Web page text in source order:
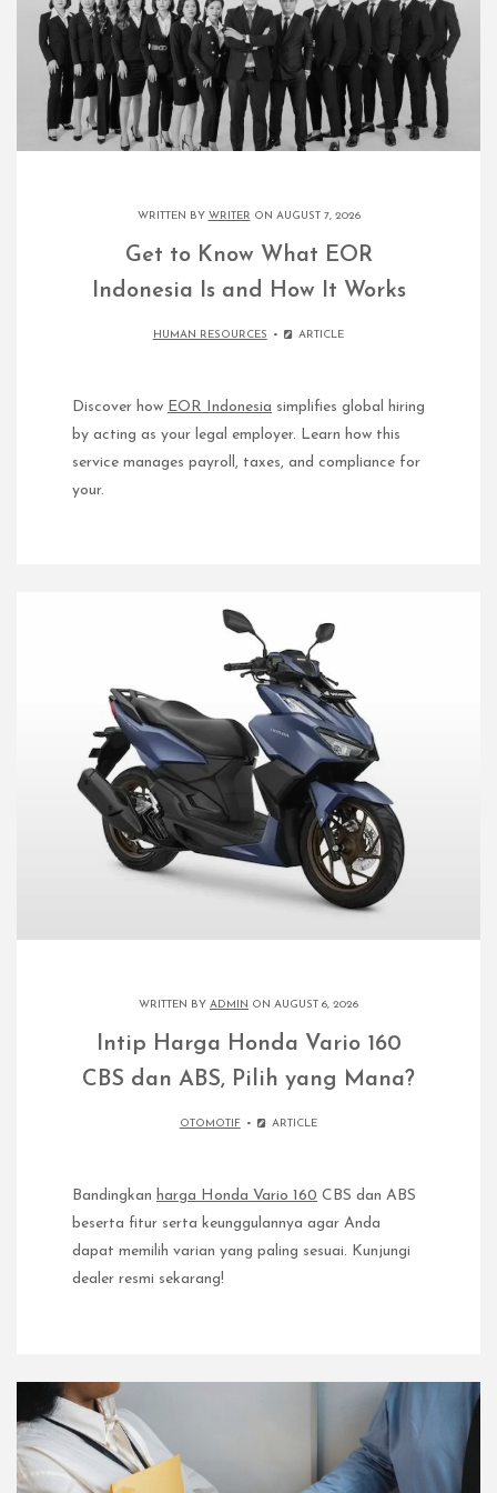
WRITTEN BY WRITER ON AUGUST 7, 2026
Get to Know What EOR
Indonesia Is and How It Works
HUMAN RESOURCES ARTICLE
Discover how EOR Indonesia simplifies global hiring
by acting as your legal employer. Learn how this
service manages payroll, taxes, and compliance for
your.
WRITTEN BY ADMIN ON AUGUST 6, 2026
Intip Harga Honda Vario 160
CBS dan ABS, Pilih yang Mana?
OTOMOTIF ARTICLE
Bandingkan harga Honda Vario 160 CBS dan ABS
beserta fitur serta keunggulannya agar Anda
dapat memilih varian yang paling sesuai. Kunjungi
dealer resmi sekarang!